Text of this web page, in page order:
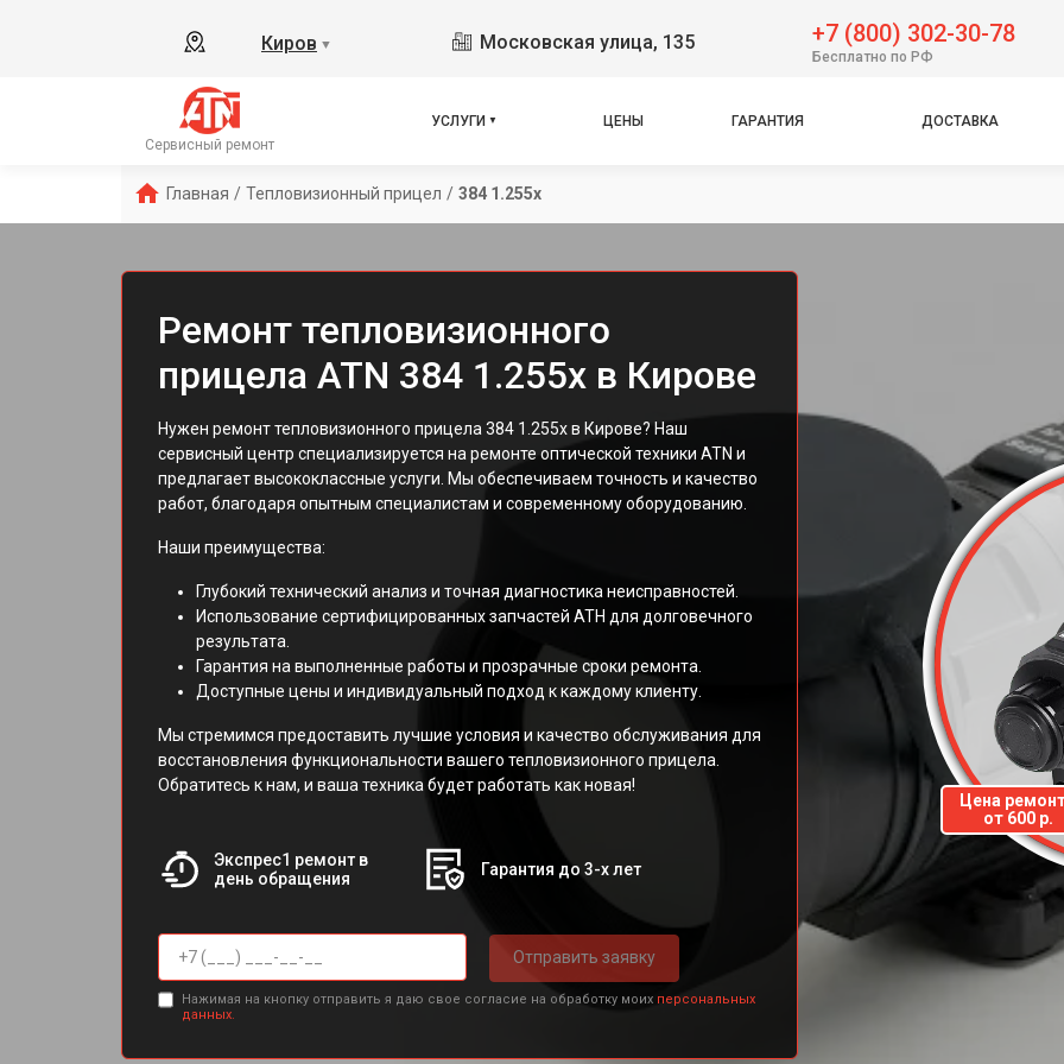
Киров ▼ Московская улица, 135 +7 (800) 302-30-78
Бесплатно по РФ
Сервисный ремонт
УСЛУГИ ЦЕНЫ ГАРАНТИЯ ДОСТАВКА
Главная / Тепловизионный прицел / 384 1.255х
Ремонт тепловизионного
прицела ATN 384 1.255х в Кирове
Нужен ремонт тепловизионного прицела 384 1.255х в Кирове? Наш
сервисный центр специализируется на ремонте оптической техники ATN и
предлагает высококлассные услуги. Мы обеспечиваем точность и качество
работ, благодаря опытным специалистам и современному оборудованию.
Наши преимущества:
Глубокий технический анализ и точная диагностика неисправностей.
Использование сертифицированных запчастей АТН для долговечного
результата.
Гарантия на выполненные работы и прозрачные сроки ремонта.
Доступные цены и индивидуальный подход к каждому клиенту.
Мы стремимся предоставить лучшие условия и качество обслуживания для
восстановления функциональности вашего тепловизионного прицела.
Обратитесь к нам, и ваша техника будет работать как новая!
Экспрес1 ремонт в
день обращения
Гарантия до 3-х лет
Отправить заявку
Нажимая на кнопку отправить я даю свое согласие на обработку моих персональных
данных.
Цена
от 600 р.